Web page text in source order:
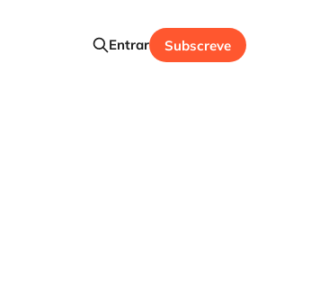
Entrar Subscreve